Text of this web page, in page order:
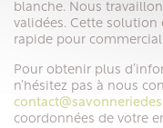
blanche. Nous
validées. Cette
rapide pour
Pour obtenir plus
n’hésitez pas à nous
coordonnées de votre